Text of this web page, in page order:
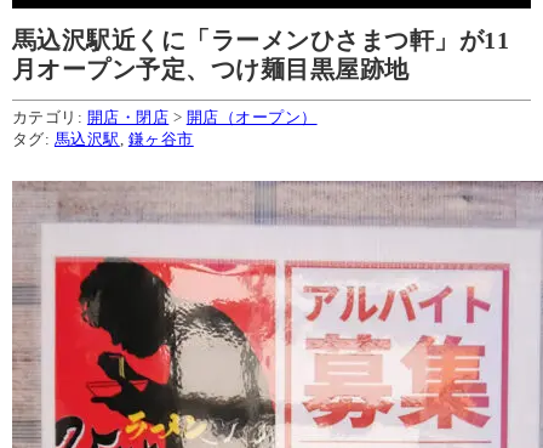
馬込沢駅近くに「ラーメンひさまつ軒」が11
月オープン予定、つけ麺目黒屋跡地
カテゴリ: 開店・閉店 > 開店（オープン）
タグ: 馬込沢駅 鎌ヶ谷市